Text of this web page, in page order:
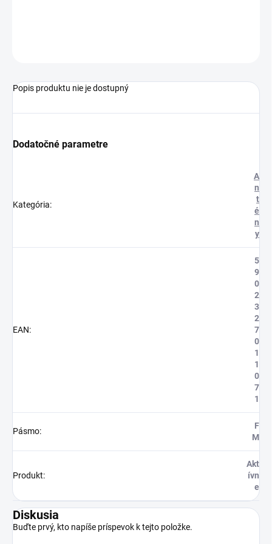
Popis produktu nie je dostupný
Dodatočné parametre
Kategória:
A
n
t
é
n
y
EAN:
5
9
0
2
3
2
7
0
1
1
0
7
1
Pásmo:
F
M
Produkt:
Akt
ívn
e
Diskusia
Buďte prvý, kto napíše príspevok k tejto položke.